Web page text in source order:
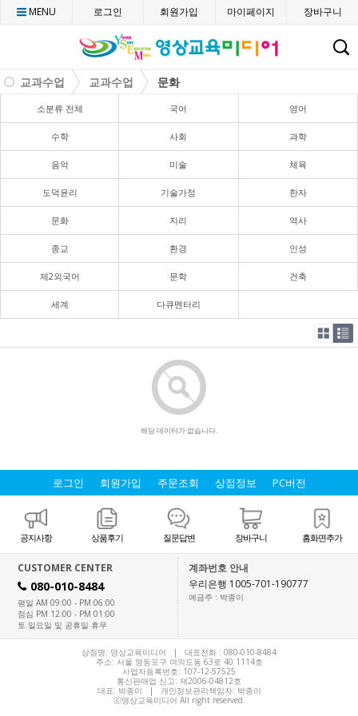
CMENU 로그인 회원가입 마이페이지 장바구니
교과수업 교과수업 문화
소분류 전체 국어 영어
수학 사회 과학
음악 미술 체육
도덕윤리 기술가정 한자
문화 지리 역사
종교 환경 인성
제2외국어 문학 건축
세계 다큐멘터리
해당 데이터가 없습니다.
로그인 회원가입 주문조회 상점정보 PC버전
공지사항 상품후기 질문답변 장바구니 홈화면추가
CUSTOMER CENTER
H 080-010-8484
평일 AM 09:00 - PM 06:00
점심 PM 12:00 - PM 01:00
토.일요일 및 공휴일 휴무
계좌번호 안내
우리은행 1005-701-190777
예금주 : 박종이
상점명: 영상교육미디어 | 대표전화 : 080-010-8484
주소: 서울 영등포구 여의도동 63로 40 1114호
사업자등록번호: 107-12-57525
통신판매업 신고: 제2006-04812호
대표: 박종이 | 개인정보관리책임자: 박종이
ⓒ영상교육미디어 All right reserved.